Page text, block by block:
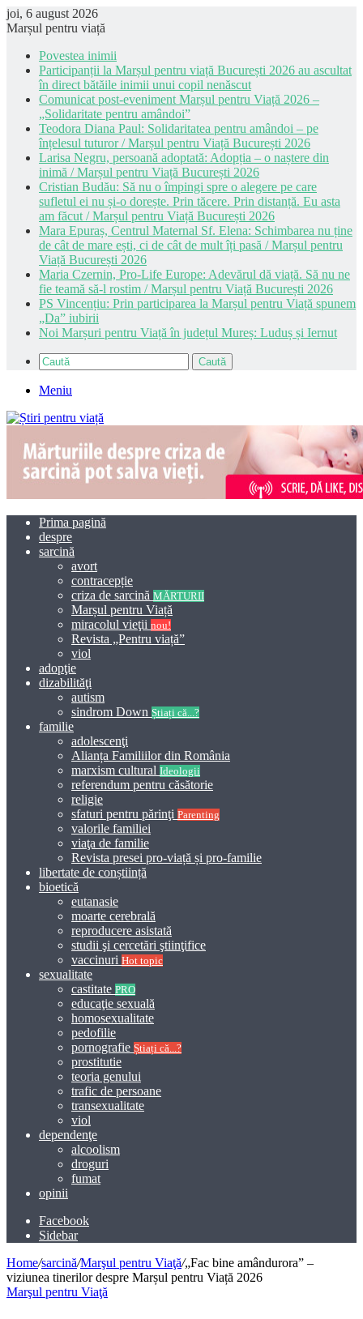
joi, 6 august 2026
Marșul pentru viață
Povestea inimii
Participanții la Marșul pentru viață București 2026 au ascultat
în direct bătăile inimii unui copil nenăscut
Comunicat post-eveniment Marșul pentru Viață 2026 –
„Solidaritate pentru amândoi”
Teodora Diana Paul: Solidaritatea pentru amândoi – pe
înțelesul tuturor / Marșul pentru Viață București 2026
Larisa Negru, persoană adoptată: Adopția – o naștere din
inimă / Marșul pentru Viață București 2026
Cristian Budău: Să nu o împingi spre o alegere pe care
sufletul ei nu și-o dorește. Prin tăcere. Prin distanță. Eu asta
am făcut / Marșul pentru Viață București 2026
Mara Epuraș, Centrul Maternal Sf. Elena: Schimbarea nu ține
de cât de mare ești, ci de cât de mult îți pasă / Marșul pentru
Viață București 2026
Maria Czernin, Pro-Life Europe: Adevărul dă viață. Să nu ne
fie teamă să-l rostim / Marșul pentru Viață București 2026
PS Vincențiu: Prin participarea la Marșul pentru Viață spunem
„Da” iubirii
Noi Marșuri pentru Viață în județul Mureș: Luduș și Iernut
Caută
Meniu
Prima pagină
despre
sarcină
avort
contracepție
criza de sarcină MĂRTURII
Marșul pentru Viață
miracolul vieţii nou!
Revista „Pentru viață”
viol
adopţie
dizabilităţi
autism
sindrom Down Știați că...?
familie
adolescenţi
Alianța Familiilor din România
marxism cultural Ideologii
referendum pentru căsătorie
religie
sfaturi pentru părinţi Parenting
valorile familiei
viaţa de familie
Revista presei pro-viață și pro-familie
libertate de conștiință
bioetică
eutanasie
moarte cerebrală
reproducere asistată
studii şi cercetări ştiinţifice
vaccinuri Hot topic
sexualitate
castitate PRO
educaţie sexuală
homosexualitate
pedofilie
pornografie Știați că...?
prostitutie
teoria genului
trafic de persoane
transexualitate
viol
dependenţe
alcoolism
droguri
fumat
opinii
Facebook
Sidebar
Home/sarcină/Marşul pentru Viaţă/„Fac bine amândurora” –
viziunea tinerilor despre Marșul pentru Viață 2026
Marşul pentru Viaţă